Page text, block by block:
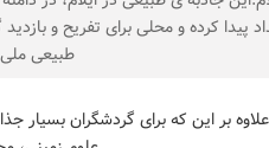
پیدا کرده و محلی برای تفریح و
طبیعی